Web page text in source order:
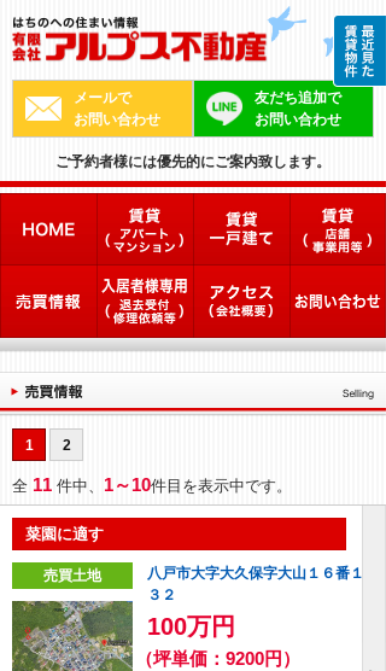
メールで
お問い合わせ
友だち追加で
お問い合わせ
ご予約者様には優先的にご案内致します。
1 2
全 11 件中、 1～10件目を表示中です。
菜園に適す
売買土地
八戸市大字大久保字大山１６番１
３２
100万円
（坪単価：9200円）